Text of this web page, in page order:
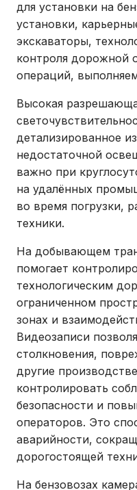
для установки на
установки,
экскаваторы,
контроля дорожной
операций,
Высокая
детализированное
недостаточной
важно при
на удалённых
во время погрузки,
техники.
На добывающем
помогает
технологическим
ограниченном
зонах и
Видеозаписи
столкновения,
другие
контролировать
безопасности и
операторов. Это
аварийности,
дорогостоящей
На бензовозах